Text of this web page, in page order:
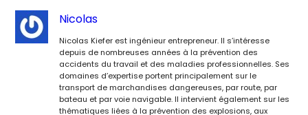
Nicolas
Nicolas Kiefer est ingénieur entrepreneur. Il s’intéresse
depuis de nombreuses années à la prévention des
accidents du travail et des maladies professionnelles. Ses
domaines d’expertise portent principalement sur le
transport de marchandises dangereuses, par route, par
bateau et par voie navigable. Il intervient également sur les
thématiques liées à la prévention des explosions, aux